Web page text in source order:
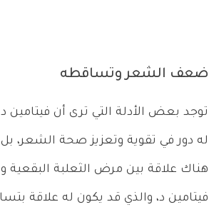
ضعف الشعر وتساقطه
توجد بعض الأدلة التي ترى أن فيتامين
له دور في تقوية وتعزيز صحة الشعر،
هناك علاقة بين مرض الثعلبة
فيتامين د، والذي قد يكون له علاقة